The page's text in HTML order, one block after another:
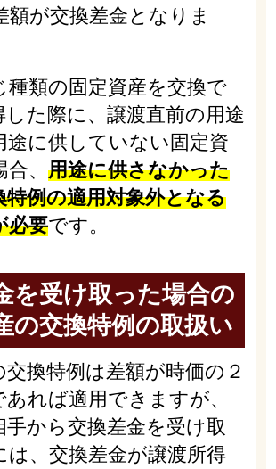
額が交換差金となりま
種類の固定資産を交換で
した際に、譲渡直前の用途
途に供していない固定資
、 用途に供さなかった
特例の適用対象外となる
必要です。
を受け取った場合の
の交換特例の取扱い
交換特例は差額が時価の２
あれば適用できますが、
手から交換差金を受け取
は、交換差金が譲渡所得